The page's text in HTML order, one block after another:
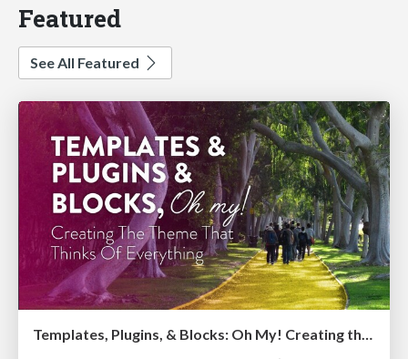
Featured
See All Featured
Templates, Plugins, & Blocks: Oh My! Creating the theme that thinks of everything